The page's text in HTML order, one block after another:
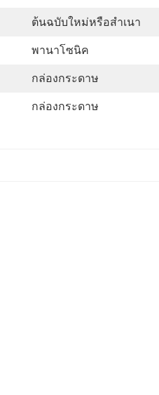
ต้นฉบับใหม่หรือสำเนา
พานาโซนิค
กล่องกระดาษ
กล่องกระดาษ